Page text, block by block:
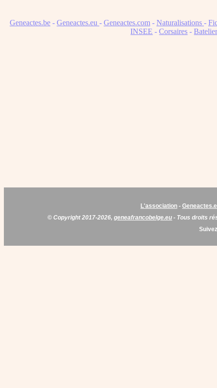
Geneactes.be - Geneactes.eu - Geneactes.com - Naturalisations -
INSEE -Corsaires -
L'association -
© Copyright 2017-2026,geneafrancobelge.eu - Tous droits